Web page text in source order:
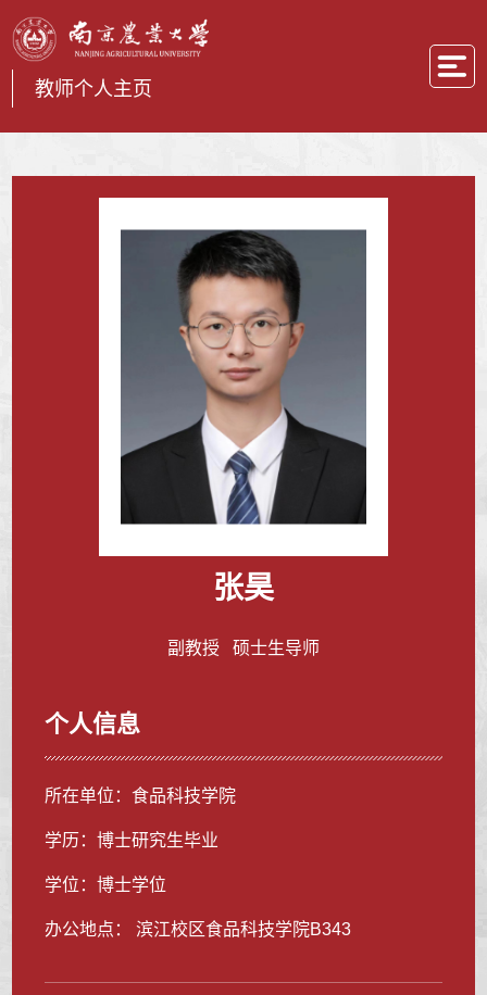
教师个人主页
张昊
副教授 硕士生导师
个人信息
所在单位：食品科技学院
学历：博士研究生毕业
学位：博士学位
办公地点： 滨江校区食品科技学院B343